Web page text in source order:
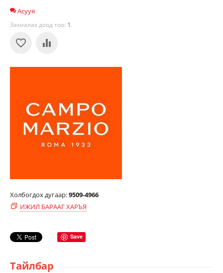
Асууя
Захиалах доод тоо: 1.
Холбогдох дугаар:9509-4966
ИЖИЛ БАРААГ ХАРЪЯ
Save
Тайлбар